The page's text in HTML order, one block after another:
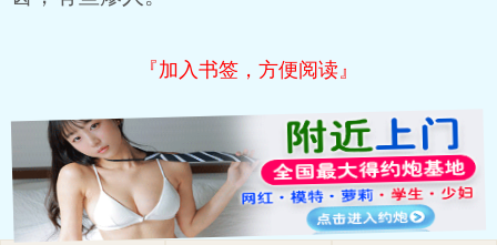
『加入书签，方便阅读』